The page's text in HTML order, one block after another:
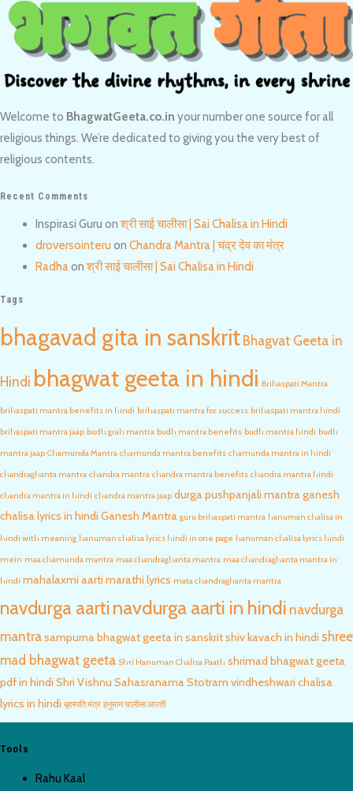
Welcome to BhagwatGeeta.co.in your number one source for all
religious things. We’re dedicated to giving you the very best of
religious contents.
Recent Comments
Inspirasi Guru onश्री साई चालीसा | Sai Chalisa in Hindi
droversointeru on Chandra Mantra | चंद्र देव का मंत्र
Radha onश्री साई चालीसा | Sai Chalisa in Hindi
Tags
bhagavad gita in sanskrit Bhagvat Geeta in
Hindi bhagwat geeta in hindi Brihaspati Mantra
brihaspati mantra benefits in hindi brihaspati mantra for success brihaspati mantra hindi
brihaspati mantra jaap budh grah mantra budh mantra benefits budh mantra hindi budh
mantra jaap Chamunda Mantra chamunda mantra benefits chamunda mantra in hindi
chandraghanta mantra chandra mantra chandra mantra benefits chandra mantra hindi
chandra mantra in hindi chandra mantra jaap durga pushpanjali mantraganesh
chalisa lyrics in hindi Ganesh Mantra guru brihaspati mantra hanuman chalisa in
hindi with meaning hanuman chalisa lyrics hindi in one page hanuman chalisa lyrics hindi
mein maa chamunda mantra maa chandraghanta mantra maa chandraghanta mantra in
hindi mahalaxmi aarti marathi lyrics mata chandraghanta mantra
navdurga aartinavdurga aarti in hindi navdurga
mantrasampurna bhagwat geeta in sanskritshiv kavach in hindi shree
mad bhagwat geeta Shri Hanuman Chalisa Paath shrimad bhagwat geeta
pdf in hindi Shri Vishnu Sahasranama Stotram vindheshwari chalisa
lyrics in hindi बृहस्पति मंत्र हनुमान चालीसा आरती
Tools
Rahu Kaal